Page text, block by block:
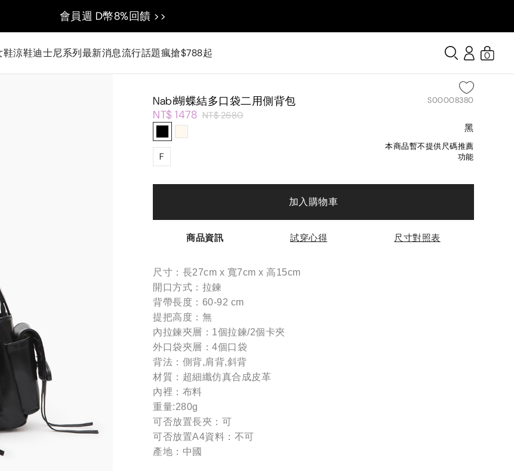
會員週 D幣8%回饋 >>
鞋涼鞋迪士尼系列最新消息流行話題瘋搶$788起 0
Nabi蝴蝶結多口袋二用側背包 S00008380
NT$ 1478 NT$ 2680
黑
F
本商品暫不提供尺碼推薦
功能
加入購物車
商品資訊 試穿心得 尺寸對照表
尺寸：長27cm x 寬7cm x 高15cm
開口方式：拉鍊
背帶長度：60-92 cm
提把高度：無
內拉鍊夾層：1個拉鍊/2個卡夾
外口袋夾層：4個口袋
背法：側背,肩背,斜背
材質：超細纖仿真合成皮革
內裡：布料
重量:280g
可否放置長夾：可
可否放置A4資料：不可
產地：中國